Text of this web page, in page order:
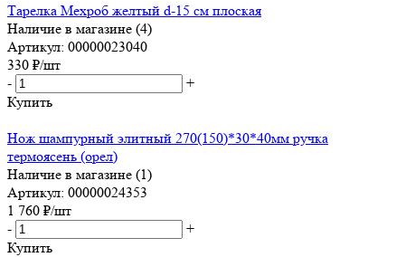
Тарелка Мехроб желтый d-15 см плоская
Наличие в магазине (4)
Артикул: 00000023040
330 ₽/шт
-
+
Купить
Нож шампурный элитный 270(150)*30*40мм ручка
термоясень (орел)
Наличие в магазине (1)
Артикул: 00000024353
1 760 ₽/шт
-
+
Купить